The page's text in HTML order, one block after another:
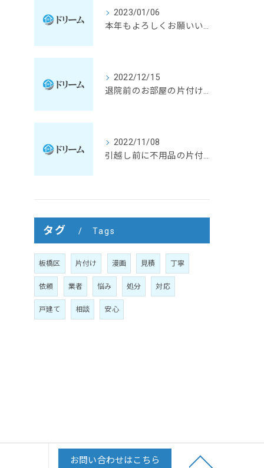
2023/01/06
本年もよろしくお願いいたします。
2022/12/15
退院前のお部屋の片付けとクリーニング
2022/11/08
引越し前に不用品の片付け
タグ Tags
板橋区 片付け 漫画 見積 丁寧
依頼 業者 悩み 処分 対応
戸建て 相談 安心
お問い合わせはこちら